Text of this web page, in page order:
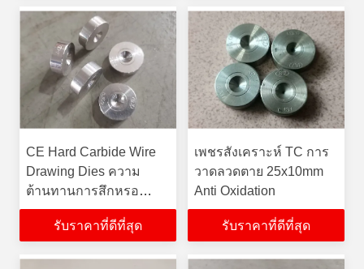
CE Hard Carbide Wire
Drawing Dies ความ
ต้านทานการสึกหรอ
สำหรับเครื่องวาดแบบ
ละเอียดรับราคาที่ดีที่สุด
เพชรสังเคราะห์ TC การ
วาดลวดตาย 25x10mm
Anti Oxidation
รับราคาที่ดีที่สุด